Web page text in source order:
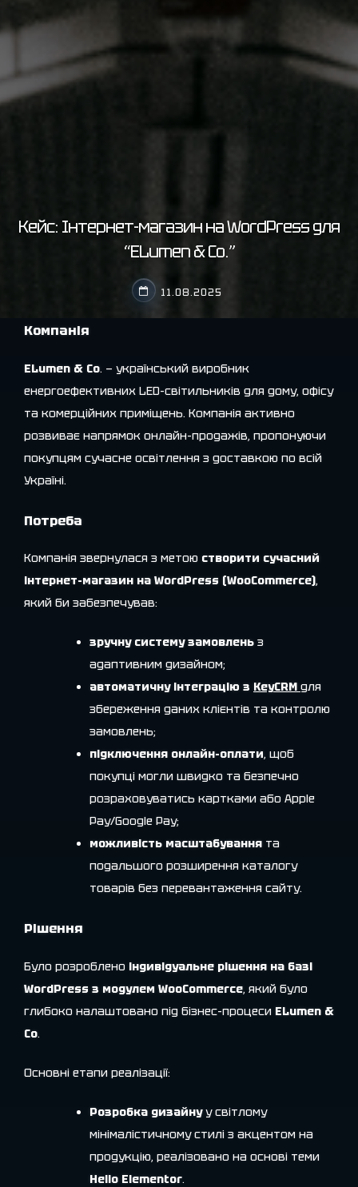
Кейс: Інтернет-магазин на WordPress для
“ELumen & Co.”
11.08.2025
Компанія
ELumen & Co. — український виробник
енергоефективних LED-світильників для дому, офісу
та комерційних приміщень. Компанія активно
розвиває напрямок онлайн-продажів, пропонуючи
покупцям сучасне освітлення з доставкою по всій
Україні.
Потреба
Компанія звернулася з метою створити сучасний
інтернет-магазин на WordPress (WooCommerce),
який би забезпечував:
зручну систему замовлень з
адаптивним дизайном;
автоматичну інтеграцію з KeyCRM для
збереження даних клієнтів та контролю
замовлень;
підключення онлайн-оплати, щоб
покупці могли швидко та безпечно
розраховуватись картками або Apple
Pay/Google Pay;
можливість масштабування та
подальшого розширення каталогу
товарів без перевантаження сайту.
Рішення
Було розроблено індивідуальне рішення на базі
WordPress з модулем WooCommerce, який було
глибоко налаштовано під бізнес-процеси ELumen &
Co.
Основні етапи реалізації:
Розробка дизайнуу світлому
мінімалістичному стилі з акцентом на
продукцію, реалізовано на основі теми
Hello Elementor.